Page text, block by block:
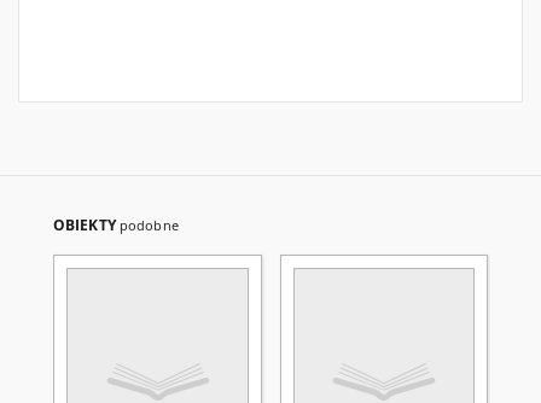
OBIEKTY podobne